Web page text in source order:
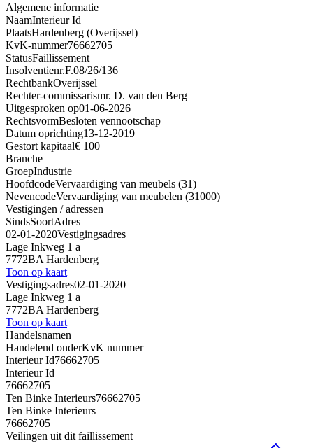
Algemene informatie
NaamInterieur Id
PlaatsHardenberg (Overijssel)
KvK-nummer76662705
StatusFaillissement
Insolventienr.F.08/26/136
RechtbankOverijssel
Rechter-commissarismr. D. van den Berg
Uitgesproken op01-06-2026
RechtsvormBesloten vennootschap
Datum oprichting13-12-2019
Gestort kapitaal€ 100
Branche
GroepIndustrie
HoofdcodeVervaardiging van meubels (31)
NevencodeVervaardiging van meubelen (31000)
Vestigingen / adressen
SindsSoortAdres
02-01-2020Vestigingsadres
Lage Inkweg 1 a
7772BA Hardenberg
Toon op kaart
Vestigingsadres02-01-2020
Lage Inkweg 1 a
7772BA Hardenberg
Toon op kaart
Handelsnamen
Handelend onderKvK nummer
Interieur Id76662705
Interieur Id
76662705
Ten Binke Interieurs76662705
Ten Binke Interieurs
76662705
Veilingen uit dit faillissement